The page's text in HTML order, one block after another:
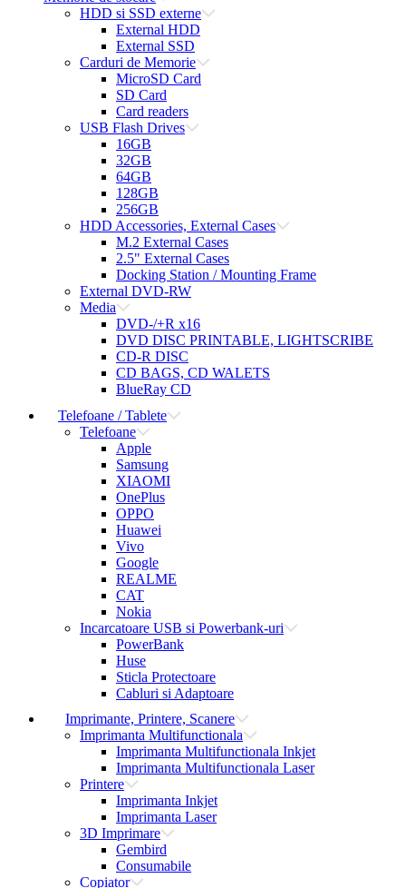
HDD si SSD externe
External HDD
External SSD
Carduri de Memorie
MicroSD Card
SD Card
Card readers
USB Flash Drives
16GB
32GB
64GB
128GB
256GB
HDD Accessories, External Cases
M.2 External Cases
2.5" External Cases
Docking Station / Mounting Frame
External DVD-RW
Media
DVD-/+R x16
DVD DISC PRINTABLE, LIGHTSCRIBE
CD-R DISC
CD BAGS, CD WALETS
BlueRay CD
Telefoane / Tablete
Telefoane
Apple
Samsung
XIAOMI
OnePlus
OPPO
Huawei
Vivo
Google
REALME
CAT
Nokia
Incarcatoare USB si Powerbank-uri
PowerBank
Huse
Sticla Protectoare
Cabluri si Adaptoare
Imprimante, Printere, Scanere
Imprimanta Multifunctionala
Imprimanta Multifunctionala Inkjet
Imprimanta Multifunctionala Laser
Printere
Imprimanta Inkjet
Imprimanta Laser
3D Imprimare
Gembird
Consumabile
Copiator